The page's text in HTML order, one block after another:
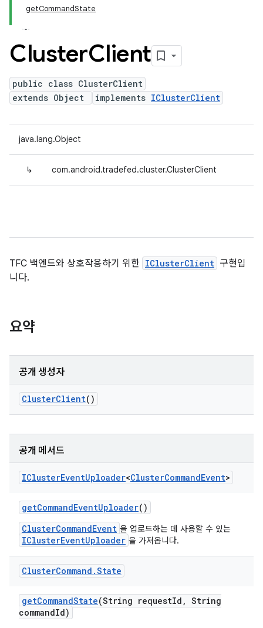
getCommandState
ClusterClient
public class ClusterClient
extends Object
implements IClusterClient
java.lang.Object
↳ com.android.tradefed.cluster.ClusterClient
TFC 백엔드와 상호작용하기 위한 IClusterClient 구현입
니다.
요약
공개 생성자
ClusterClient()
공개 메서드
IClusterEventUploader<ClusterCommandEvent>
getCommandEventUploader()
ClusterCommandEvent 을 업로드하는 데 사용할 수 있는
IClusterEventUploader 을 가져옵니다.
ClusterCommand .State
getCommandState(String requestId , String
commandId)